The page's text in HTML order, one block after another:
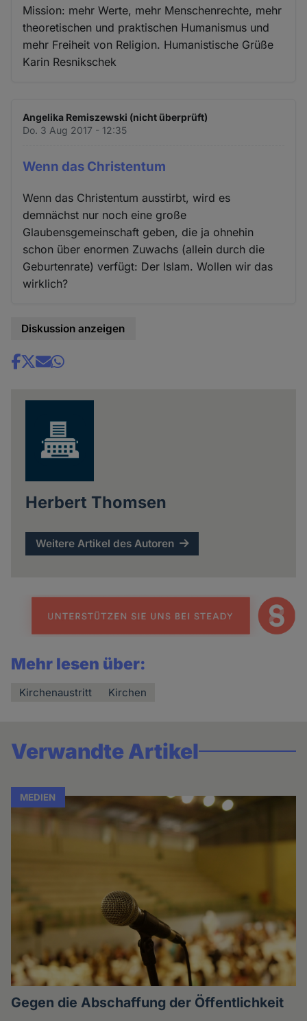
Mission: mehr Werte, mehr Menschenrechte, mehr
theoretischen und praktischen Humanismus und
mehr Freiheit von Religion. Humanistische Grüße
Karin Resnikschek
Angelika Remiszewski (nicht überprüft)
Do. 3 Aug 2017 - 12:35
Wenn das Christentum
Wenn das Christentum ausstirbt, wird es
demnächst nur noch eine große
Glaubensgemeinschaft geben, die ja ohnehin
schon über enormen Zuwachs (allein durch die
Geburtenrate) verfügt: Der Islam. Wollen wir das
wirklich?
Diskussion anzeigen
Share
Herbert Thomsen
Weitere Artikel des Autoren
Mehr lesen über:
Kirchenaustritt Kirchen
Verwandte Artikel
MEDIEN
Gegen die Abschaffung der Öffentlichkeit